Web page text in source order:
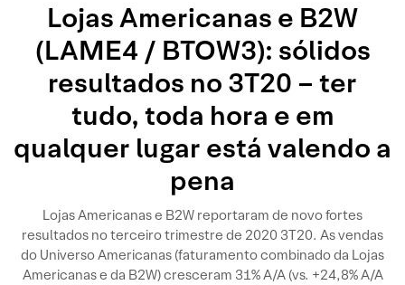
Lojas Americanas e B2W
(LAME4 / BTOW3): sólidos
resultados no 3T20 – ter
tudo, toda hora e em
qualquer lugar está valendo a
pena
Lojas Americanas e B2W reportaram de novo fortes
resultados no terceiro trimestre de 2020 3T20. As vendas
do Universo Americanas (faturamento combinado da Lojas
Americanas e da B2W) cresceram 31% A/A (vs. +24,8% A/A